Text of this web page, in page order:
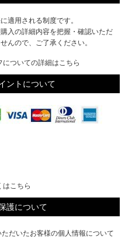
適用される制度です。
入の詳細内容を把握・確認いただ
んので、ご了承ください。
ついての詳細はこちら
ントについて
はこちら
護について
だいたお客様の個人情報について